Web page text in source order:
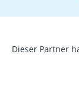
Dieser Partner